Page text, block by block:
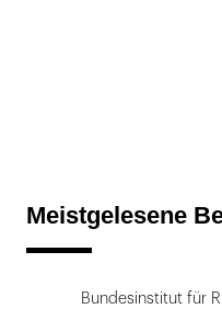
Meistgelesene
Bundesinstitut für